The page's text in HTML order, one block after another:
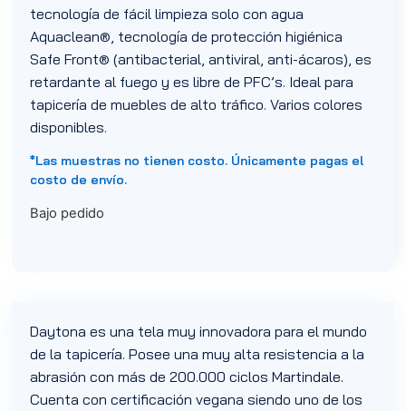
tecnología de fácil limpieza solo con agua
Aquaclean®, tecnología de protección higiénica
Safe Front® (antibacterial, antiviral, anti-ácaros), es
retardante al fuego y es libre de PFC’s. Ideal para
tapicería de muebles de alto tráfico. Varios colores
disponibles.
*Las muestras no tienen costo. Únicamente pagas el
costo de envío.
Bajo pedido
Daytona es una tela muy innovadora para el mundo
de la tapicería. Posee una muy alta resistencia a la
abrasión con más de 200.000 ciclos Martindale.
Cuenta con certificación vegana siendo uno de los